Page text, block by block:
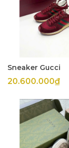
Sneaker Gucci
20.600.000₫